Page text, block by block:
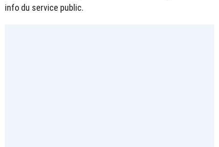
info du service public.